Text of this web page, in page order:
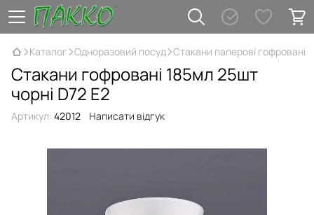
Каталог Одноразовий посуд Стакани паперові гофровані
Стакани гофровані 185мл 25шт
чорні D72 Е2
Артикул: 42012 Написати відгук